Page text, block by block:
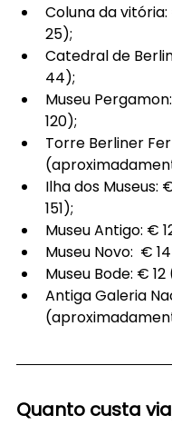
Coluna da
25);
Catedral de
44);
Museu
120);
Torre Berliner
Ilha dos Museus:
151);
Museu Antigo: €
Museu Novo:  €
Museu Bode: €
Antiga Galeria
Quanto custa